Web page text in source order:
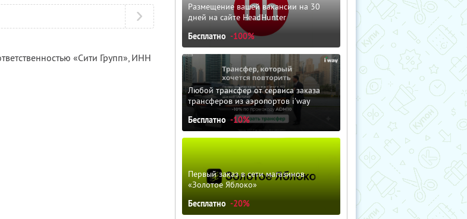
«Сити Групп», ИНН
Размещение вашей вакансии на 30
дней на сайте HeadHunter
Бесплатно -100%
Любой трансфер от сервиса заказа
трансферов из аэропортов i'way
Бесплатно -10%
Первый заказ в сети магазинов
«Золотое Яблоко»
Бесплатно -20%